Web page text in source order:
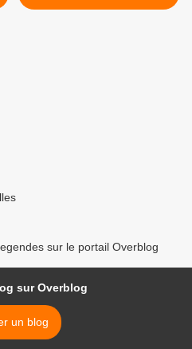
sur le portail Overblog
sur Overblog
un blog